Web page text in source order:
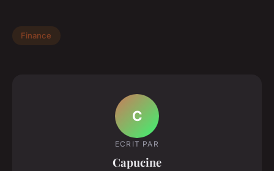
Finance
C
ECRIT PAR
Capucine